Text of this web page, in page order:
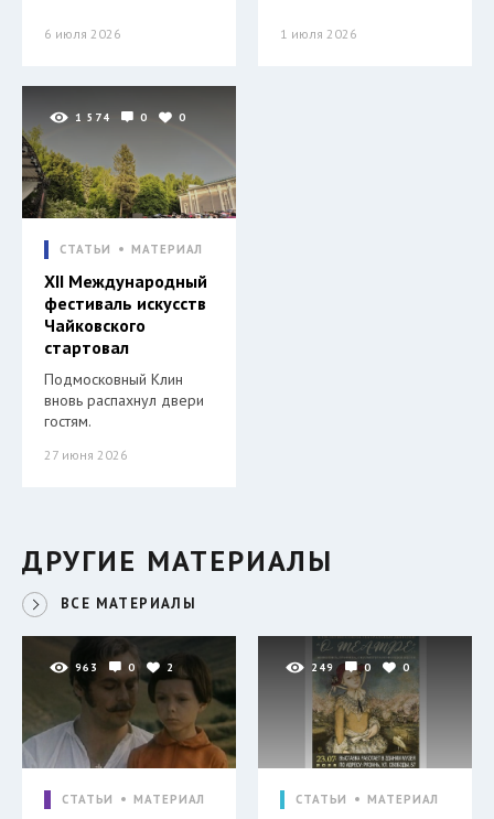
6 июля 2026 1 июля 2026
1 574 0 0
СТАТЬИ МАТЕРИАЛ
XII Международный
фестиваль искусств
Чайковского
стартовал
Подмосковный Клин
вновь распахнул двери
гостям.
27 июня 2026
ДРУГИЕ МАТЕРИАЛЫ
ВСЕ МАТЕРИАЛЫ
963 0 2
СТАТЬИ МАТЕРИАЛ
249 0 0
СТАТЬИ МАТЕРИАЛ